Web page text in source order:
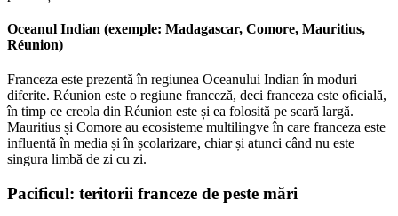
Oceanul Indian (exemple: Madagascar, Comore, Mauritius,
Réunion)
Franceza este prezentă în regiunea Oceanului Indian în moduri
diferite. Réunion este o regiune franceză, deci franceza este oficială,
în timp ce creola din Réunion este și ea folosită pe scară largă.
Mauritius și Comore au ecosisteme multilingve în care franceza este
influentă în media și în școlarizare, chiar și atunci când nu este
singura limbă de zi cu zi.
Pacificul: teritorii franceze de peste mări